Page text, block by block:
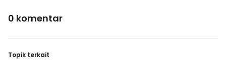
0 komentar
Topik terkait